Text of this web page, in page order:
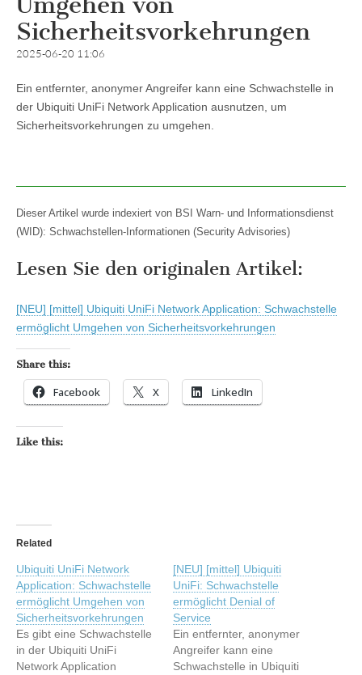
Sicherheitsvorkehrungen
2025-06-20 11:06
Ein entfernter, anonymer Angreifer kann eine Schwachstelle in
der Ubiquiti UniFi Network Application ausnutzen, um
Sicherheitsvorkehrungen zu umgehen.
Dieser Artikel wurde indexiert von BSI Warn- und Informationsdienst
(WID): Schwachstellen-Informationen (Security Advisories)
Lesen Sie den originalen Artikel:
[NEU] [mittel] Ubiquiti UniFi Network Application: Schwachstelle
ermöglicht Umgehen von Sicherheitsvorkehrungen
Share this:
Facebook X LinkedIn
Like this:
Related
Ubiquiti UniFi Network
Application: Schwachstelle
ermöglicht Umgehen von
Sicherheitsvorkehrungen
Es gibt eine Schwachstelle
in der Ubiquiti UniFi
Network Application
[NEU] [mittel] Ubiquiti
UniFi: Schwachstelle
ermöglicht Denial of
Service
Ein entfernter, anonymer
Angreifer kann eine
Schwachstelle in Ubiquiti